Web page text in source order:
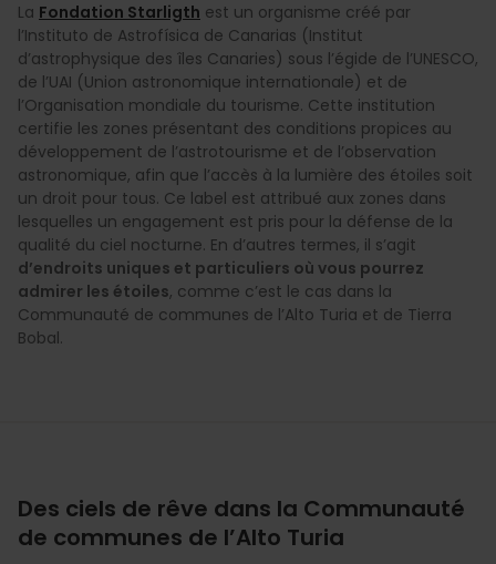
La Fondation Starligth est un organisme créé par
l’Instituto de Astrofísica de Canarias (Institut
d’astrophysique des îles Canaries) sous l’égide de l’UNESCO,
de l’UAI (Union astronomique internationale) et de
l’Organisation mondiale du tourisme. Cette institution
certifie les zones présentant des conditions propices au
développement de l’astrotourisme et de l’observation
astronomique, afin que l’accès à la lumière des étoiles soit
un droit pour tous. Ce label est attribué aux zones dans
lesquelles un engagement est pris pour la défense de la
qualité du ciel nocturne. En d’autres termes, il s’agit
d’endroits uniques et particuliers où vous pourrez
admirer les étoiles, comme c’est le cas dans la
Communauté de communes de l’Alto Turia et de Tierra
Bobal.
Des ciels de rêve dans la Communauté
de communes de l’Alto Turia